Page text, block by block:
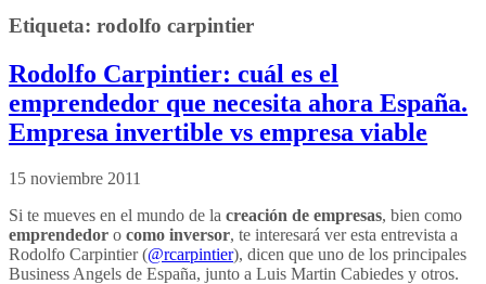
Etiqueta: rodolfo carpintier
Rodolfo Carpintier: cuál es el
emprendedor que necesita ahora España.
Empresa invertible vs empresa viable
15 noviembre 2011
Si te mueves en el mundo de la creación de empresas, bien como
emprendedor o como inversor, te interesará ver esta entrevista a
Rodolfo Carpintier (@rcarpintier), dicen que uno de los principales
Business Angels de España, junto a Luis Martin Cabiedes y otros.